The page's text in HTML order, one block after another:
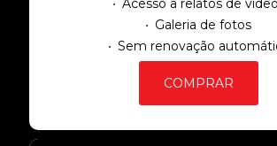
Acesso a relatos de
Galeria de fotos
Sem renovação
COMPRAR